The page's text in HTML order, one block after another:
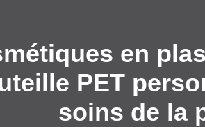
en
PET
soins de la